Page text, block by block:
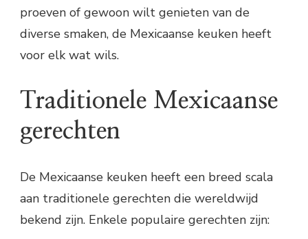
proeven of gewoon wilt genieten van de
diverse smaken, de Mexicaanse keuken heeft
voor elk wat wils.
Traditionele Mexicaanse
gerechten
De Mexicaanse keuken heeft een breed scala
aan traditionele gerechten die wereldwijd
bekend zijn. Enkele populaire gerechten zijn: